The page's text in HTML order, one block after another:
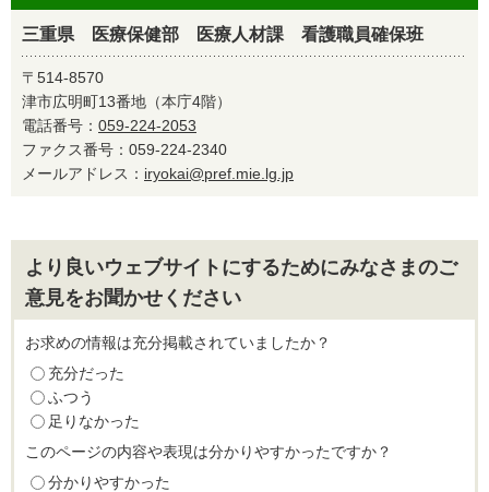
三重県 医療保健部 医療人材課 看護職員確保班
〒514-8570
津市広明町13番地（本庁4階）
電話番号： 059-224-2053
ファクス番号：059-224-2340
メールアドレス： iryokai@pref.mie.lg.jp
より良いウェブサイトにするためにみなさまのご
意見をお聞かせください
お求めの情報は充分掲載されていましたか？
充分だった
ふつう
足りなかった
このページの内容や表現は分かりやすかったですか？
分かりやすかった